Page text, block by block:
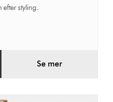
efter styling.
Se mer